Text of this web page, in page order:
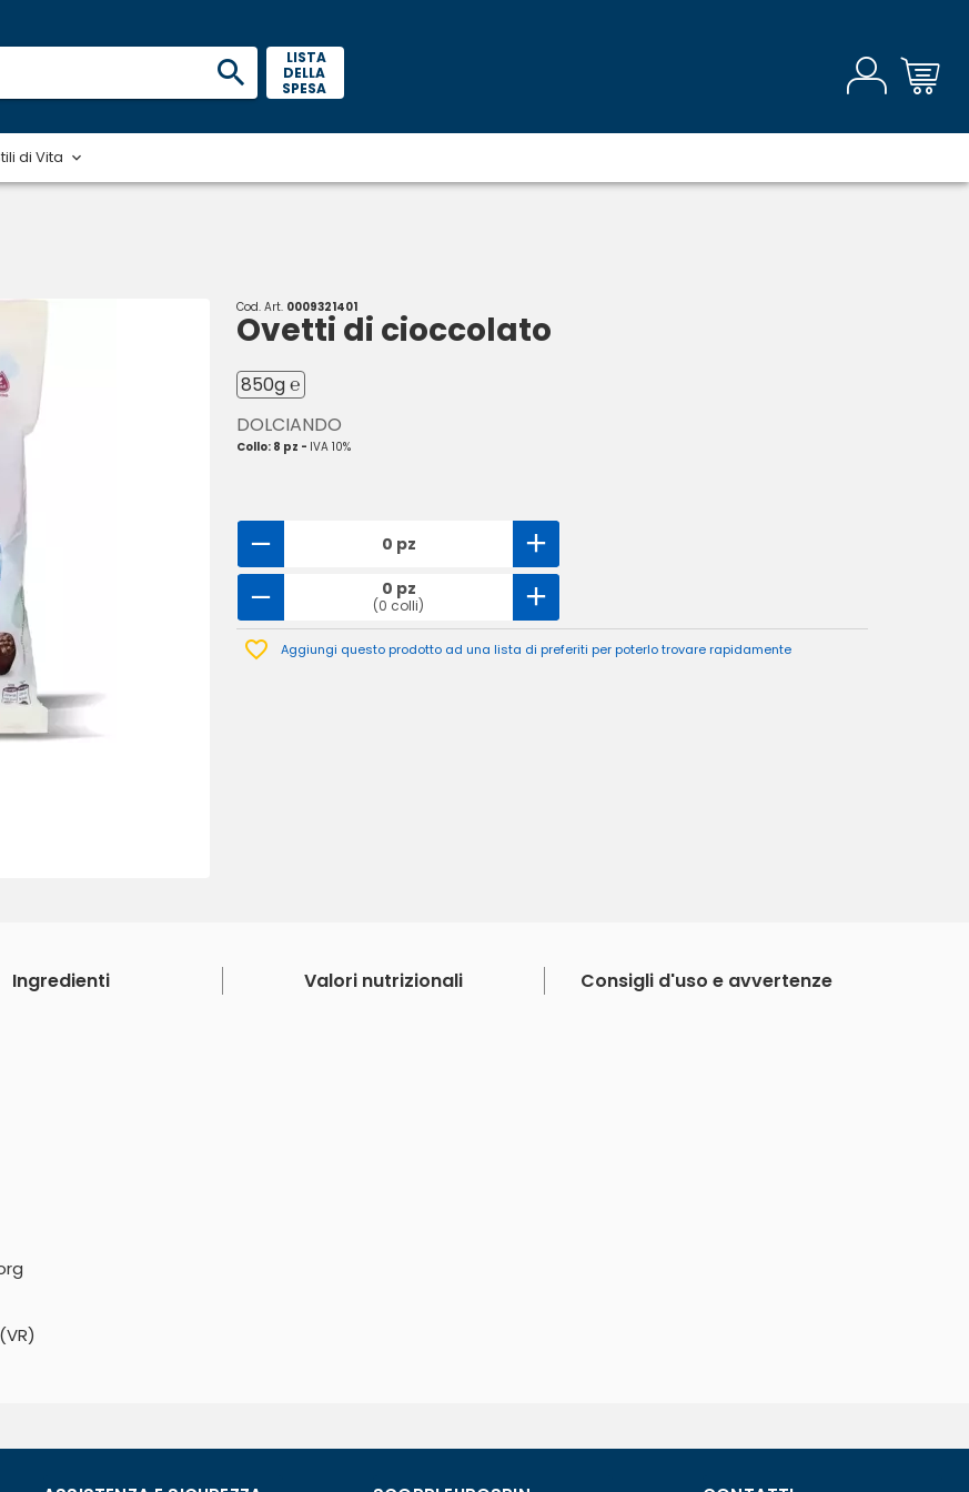
LISTA
DELLA
SPESA
di Vita
Cod. Art. 0009321401
Ovetti di cioccolato
850g ℮
DOLCIANDO
Collo: 8 pz - IVA 10%
0 pz
0 pz
(0 colli)
Aggiungi questo prodotto ad una lista di preferiti per poterlo trovare rapidamente
Ingredienti Valori nutrizionali Consigli d'uso e avvertenze